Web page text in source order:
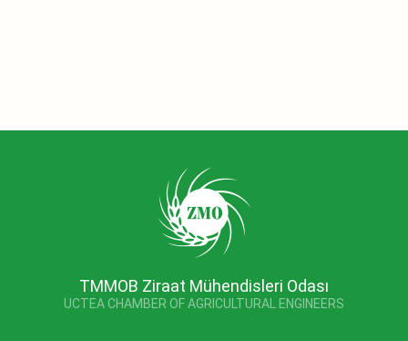
TMMOB Ziraat Mühendisleri Odası
UCTEA CHAMBER OF AGRICULTURAL ENGINEERS